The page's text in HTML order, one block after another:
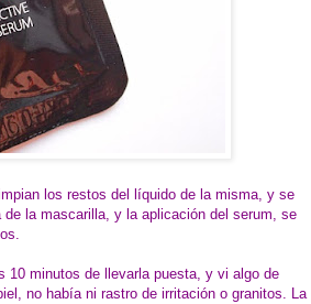
los restos del líquido de la misma, y se
la mascarilla, y la aplicación del serum, se
10 minutos de llevarla puesta, y vi algo de
no había ni rastro de irritación o granitos. La